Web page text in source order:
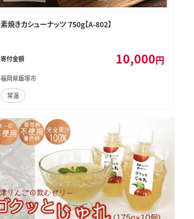
素焼きカシューナッツ 750g【A-802】
寄付金額 10,000円
福岡県飯塚市
常温